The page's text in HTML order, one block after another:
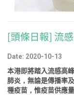
[頭條日報] 流
Date: 2020-10-13
本港即將踏入流感高
肺炎，無論是傳播率
種疫苗，惟疫苗供應